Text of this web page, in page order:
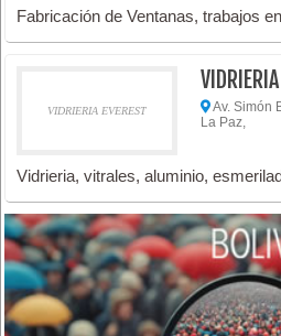
Fabricación de Ventanas, trabajos
VIDRIERIA EVEREST
Av. Simón
La Paz,
Vidrieria, vitrales, aluminio,